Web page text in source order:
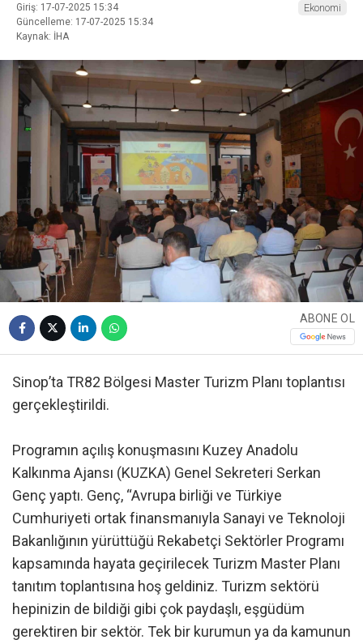
Giriş: 17-07-2025 15:34
Güncelleme: 17-07-2025 15:34
Kaynak: İHA
Ekonomi
ABONE OL
Sinop’ta TR82 Bölgesi Master Turizm Planı toplantısı
gerçekleştirildi.
Programın açılış konuşmasını Kuzey Anadolu
Kalkınma Ajansı (KUZKA) Genel Sekreteri Serkan
Genç yaptı. Genç, “Avrupa birliği ve Türkiye
Cumhuriyeti ortak finansmanıyla Sanayi ve Teknoloji
Bakanlığının yürüttüğü Rekabetçi Sektörler Programı
kapsamında hayata geçirilecek Turizm Master Planı
tanıtım toplantısına hoş geldiniz. Turizm sektörü
hepinizin de bildiği gibi çok paydaşlı, eşgüdüm
gerektiren bir sektör. Tek bir kurumun ya da kamunun